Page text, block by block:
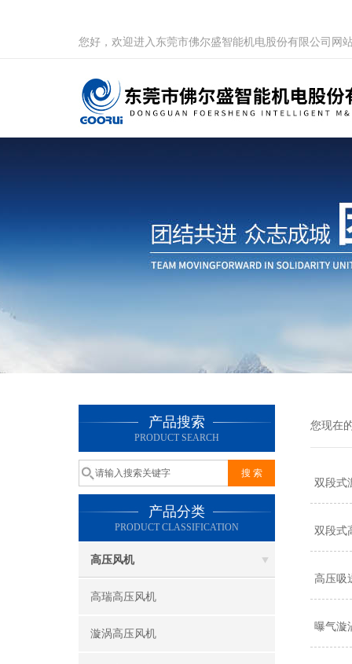
您好，欢迎进入东莞市佛尔盛智能机电股份有限公司网
产品搜索
PRODUCT SEARCH
产品分类
PRODUCT CLASSIFICATION
高压风机
高瑞高压风机
漩涡高压风机
您现在
双段式
双段式
高压吸
曝气漩